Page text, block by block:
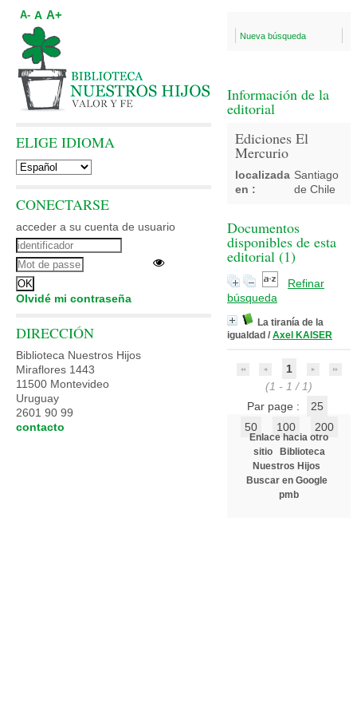
Nueva búsqueda
Información de la
editorial
Ediciones El
Mercurio
localizada
en :
Santiago
de Chile
Documentos
disponibles de esta
editorial (1)
Refinar
búsqueda
La tiranía de la
igualdad / Axel KAISER
1
(1 - 1 / 1)
Par page :
25
50
100 200
Enlace hacia otro
sitio
Biblioteca
Nuestros Hijos
Buscar en Google
pmb
A- A A+
ELIGE IDIOMA
CONECTARSE
acceder a su cuenta de usuario
Olvidé mi contraseña
DIRECCIÓN
Biblioteca Nuestros Hijos
Miraflores 1443
11500 Montevideo
Uruguay
2601 90 99
contacto